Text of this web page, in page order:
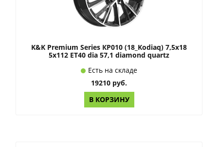
K&K Premium Series КР010 (18_Kodiaq) 7,5x18
5x112 ET40 dia 57,1 diamond quartz
Есть на складе
19210 руб.
В КОРЗИНУ